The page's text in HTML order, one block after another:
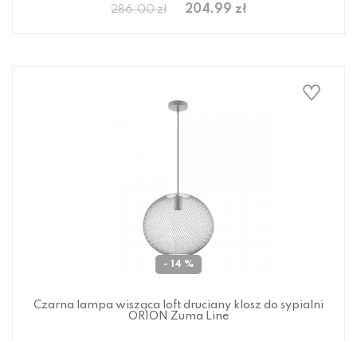
286.00 zł 204.99 zł
- 14 %
Czarna lampa wisząca loft druciany klosz do sypialni
ORION Zuma Line